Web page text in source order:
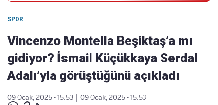
SPOR
Vincenzo Montella Beşiktaş’a mı
gidiyor? İsmail Küçükkaya Serdal
Adalı’yla görüştüğünü açıkladı
09 Ocak, 2025 - 15:53
09 Ocak, 2025 - 15:53